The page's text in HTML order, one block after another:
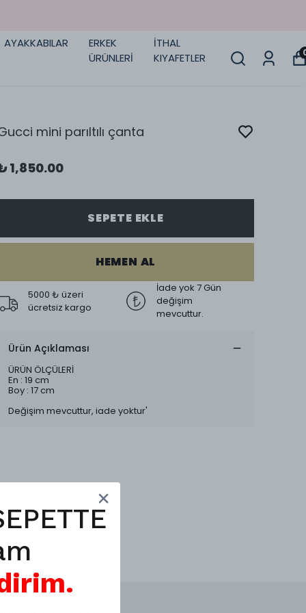
AYAKKABILAR
ERKEK
ÜRÜNLERİ
İTHAL
KIYAFETLER
mini parıltılı çanta
1,850.00
SEPETE EKLE
HEMEN AL
5000 ₺ üzeri
ücretsiz kargo
İade yok 7 Gün
değişim
mevcuttur.
Ürün Açıklaması
ÜRÜN ÖLÇÜLERİ
En : 19 cm
Boy : 17 cm
Değişim mevcuttur, iade yoktur'